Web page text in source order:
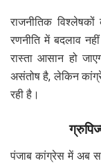
राजनीतिक
रणनीति में बदलाव
रास्ता आसान हो
असंतोष है, लेकिन
रही है।
पंजाब कांग्रेस में अब